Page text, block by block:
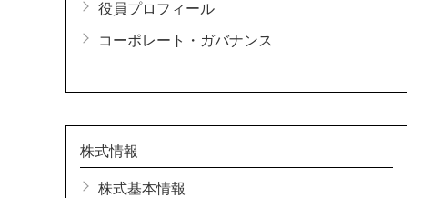
役員プロフィール
コーポレート・ガバナンス
株式情報
株式基本情報